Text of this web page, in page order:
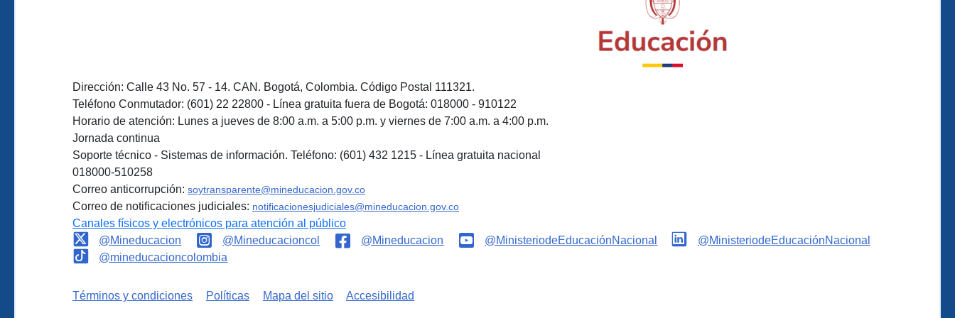
Dirección: Calle 43 No. 57 - 14. CAN. Bogotá, Colombia. Código Postal 111321.
Teléfono Conmutador: (601) 22 22800 - Línea gratuita fuera de Bogotá: 018000 - 910122
Horario de atención: Lunes a jueves de 8:00 a.m. a 5:00 p.m. y viernes de 7:00 a.m. a 4:00 p.m.
Jornada continua
Soporte técnico - Sistemas de información. Teléfono: (601) 432 1215 - Línea gratuita nacional
018000-510258
Correo anticorrupción: soytransparente@mineducacion.gov.co
Correo de notificaciones judiciales: notificacionesjudiciales@mineducacion.gov.co
Canales físicos y electrónicos para atención al público
@Mineducacion
@Mineducacioncol @Mineducacion @MinisteriodeEducaciónNacional
@MinisteriodeEducaciónNacional
@mineducacioncolombia
Términos y condiciones Políticas Mapa del sitio Accesibilidad